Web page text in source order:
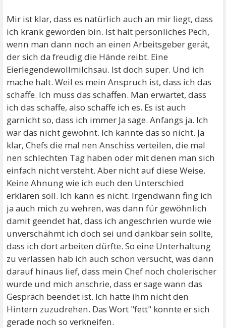
Mir ist klar, dass es natürlich auch an mir liegt, dass
ich krank geworden bin. Ist halt persönliches Pech,
wenn man dann noch an einen Arbeitsgeber gerät,
der sich da freudig die Hände reibt. Eine
Eierlegendewollmilchsau. Ist doch super. Und ich
mache halt. Weil es mein Anspruch ist, dass ich das
schaffe. Ich muss das schaffen. Man erwartet, dass
ich das schaffe, also schaffe ich es. Es ist auch
garnicht so, dass ich immer Ja sage. Anfangs ja. Ich
war das nicht gewohnt. Ich kannte das so nicht. Ja
klar, Chefs die mal nen Anschiss verteilen, die mal
nen schlechten Tag haben oder mit denen man sich
einfach nicht versteht. Aber nicht auf diese Weise.
Keine Ahnung wie ich euch den Unterschied
erklären soll. Ich kann es nicht. Irgendwann fing ich
ja auch mich zu wehren, was dann für gewöhnlich
damit geendet hat, dass ich angeschrien wurde wie
unverschähmt ich doch sei und dankbar sein sollte,
dass ich dort arbeiten dürfte. So eine Unterhaltung
zu verlassen hab ich auch schon versucht, was dann
darauf hinaus lief, dass mein Chef noch cholerischer
wurde und mich anschrie, dass er sage wann das
Gespräch beendet ist. Ich hätte ihm nicht den
Hintern zuzudrehen. Das Wort "fett" konnte er sich
gerade noch so verkneifen.